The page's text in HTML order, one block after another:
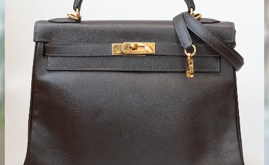
出張買取の
お申込み
宅配買取の
お申込み